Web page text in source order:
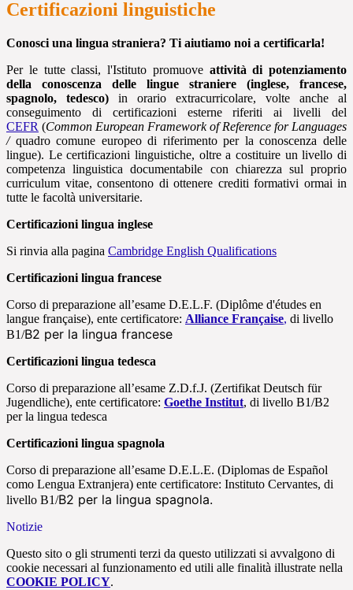
Certificazioni linguistiche
Conosci una lingua straniera? Ti aiutiamo noi a certificarla!
Per le tutte classi, l'Istituto promuove attività di potenziamento
della conoscenza delle lingue straniere (inglese, francese,
spagnolo, tedesco) in orario extracurricolare, volte anche al
conseguimento di certificazioni esterne riferiti ai livelli del
CEFR (Common European Framework of Reference for Languages
/ quadro comune europeo di riferimento per la conoscenza delle
lingue). Le certificazioni linguistiche, oltre a costituire un livello di
competenza linguistica documentabile con chiarezza sul proprio
curriculum vitae, consentono di ottenere crediti formativi ormai in
tutte le facoltà universitarie.
Certificazioni lingua inglese
Si rinvia alla pagina Cambridge English Qualifications
Certificazioni lingua francese
Corso di preparazione all’esame D.E.L.F. (Diplôme d'études en
langue française), ente certificatore: Alliance Française, di livello
B1/B2 per la lingua francese
Certificazioni lingua tedesca
Corso di preparazione all’esame Z.D.f.J. (Zertifikat Deutsch für
Jugendliche), ente certificatore: Goethe Institut, di livello B1/B2
per la lingua tedesca
Certificazioni lingua spagnola
Corso di preparazione all’esame D.E.L.E. (Diplomas de Español
como Lengua Extranjera) ente certificatore: Instituto Cervantes, di
livello B1/B2 per la lingua spagnola.
Notizie
Questo sito o gli strumenti terzi da questo utilizzati si avvalgono di
cookie necessari al funzionamento ed utili alle finalità illustrate nella
COOKIE POLICY.